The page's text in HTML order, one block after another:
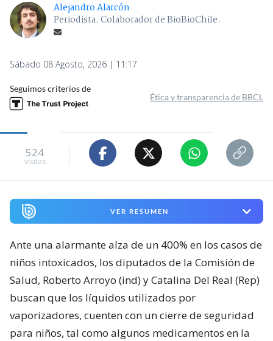
Alejandro Alarcón
Periodista. Colaborador de BioBioChile.
Sábado 08 Agosto, 2026 | 11:17
Seguimos criterios de
Ética y transparencia de BBCL
524
visitas
VER RESUMEN
Ante una alarmante alza de un 400% en los casos de
niños intoxicados, los diputados de la Comisión de
Salud, Roberto Arroyo (ind) y Catalina Del Real (Rep)
buscan que los líquidos utilizados por
vaporizadores, cuenten con un cierre de seguridad
para niños, tal como algunos medicamentos en la